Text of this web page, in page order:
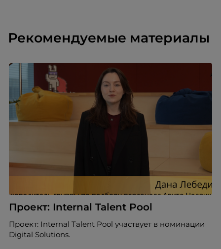
Рекомендуемые материалы
Проект: Internal Talent Pool
Проект: Internal Talent Pool участвует в номинации
Digital Solutions.